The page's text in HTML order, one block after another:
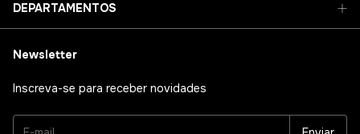
DEPARTAMENTOS
Newsletter
Inscreva-se para receber novidades